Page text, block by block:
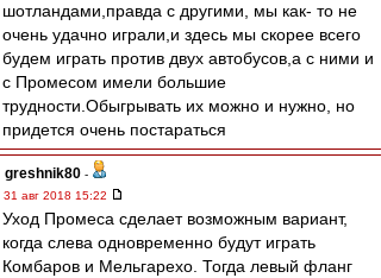
шотландами,правда с другими, мы как- то не
очень удачно играли,и здесь мы скорее всего
будем играть против двух автобусов,а с ними и
с Промесом имели большие
трудности.Обыгрывать их можно и нужно, но
придется очень постараться
greshnik80 -
31 авг 2018 15:22
Уход Промеса сделает возможным вариант,
когда слева одновременно будут играть
Комбаров и Мельгарехо. Тогда левый фланг